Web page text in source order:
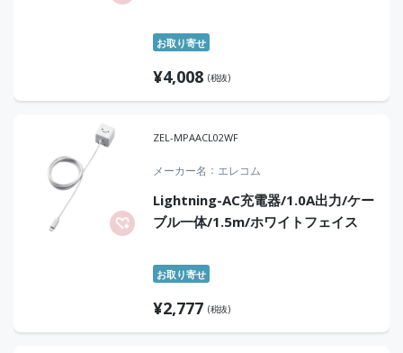
お取り寄せ
¥4,008 (税抜)
ZEL-MPAACL02WF
メーカー名 エレコム
Lightning-AC充電器/1.0A出力/ケー
ブル一体/1.5m/ホワイトフェイス
お取り寄せ
¥2,777 (税抜)